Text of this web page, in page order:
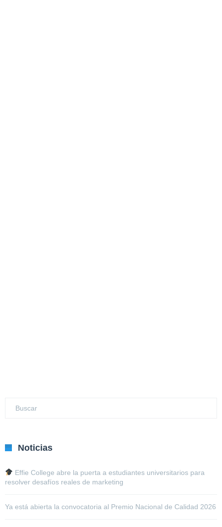
Noticias
Effie College abre la puerta a estudiantes universitarios para
resolver desafíos reales de marketing
Ya está abierta la convocatoria al Premio Nacional de Calidad 2026